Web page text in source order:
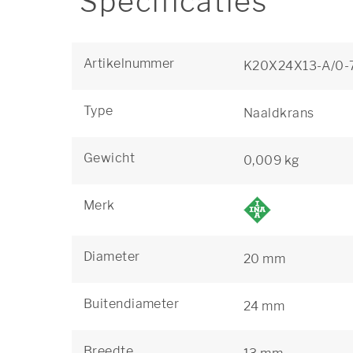
Artikelnummer K20X24X13-A/0-
Type Naaldkrans
Gewicht 0,009 kg
Merk
Diameter 20 mm
Buitendiameter 24 mm